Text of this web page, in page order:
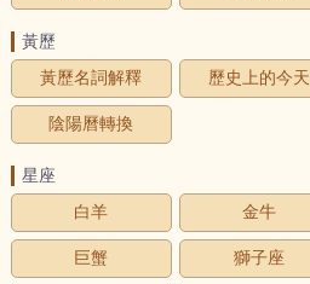
黃歷
黃歷名詞解釋
歷史上的今天
陰陽曆轉換
星座
白羊
金牛
巨蟹 獅子座